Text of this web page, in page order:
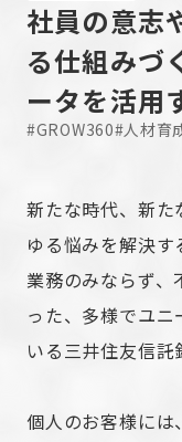
社員の意志
る仕組みづ
ータを活用
#GROW360#人材育
新たな時代、新た
ゆる悩みを解決
業務のみならず
った、多様でユ
いる三井住友信託
個人のお客様に